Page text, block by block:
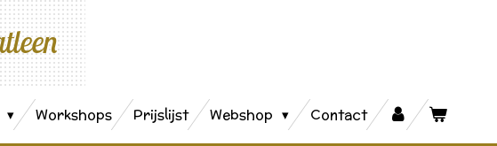
Workshops Prijslijst Webshop Contact